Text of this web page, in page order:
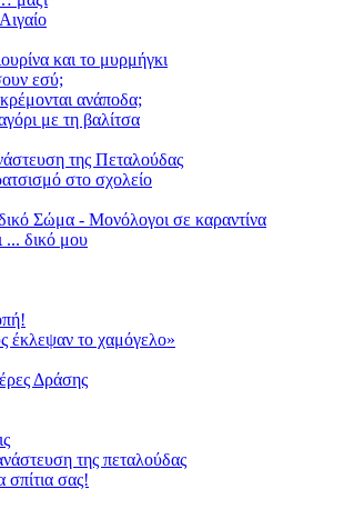
και το μυρμήγκι
εσύ;
κρέμονται ανάποδα;
με τη βαλίτσα
της Πεταλούδας
στο σχολείο
Σώμα - Μονόλογοι σε καραντίνα
... δικό μου
έκλεψαν το χαμόγελο»
Δράσης
της πεταλούδας
σπίτια σας!